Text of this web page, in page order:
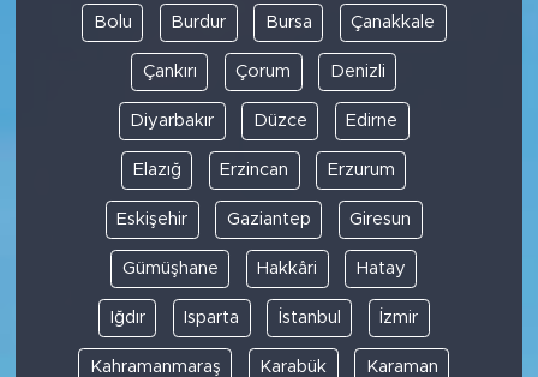
Bolu Burdur Bursa Çanakkale
Çankırı Çorum Denizli
Diyarbakır Düzce Edirne
Elazığ Erzincan Erzurum
Eskişehir Gaziantep Giresun
Gümüşhane Hakkâri Hatay
Iğdır Isparta İstanbul İzmir
Kahramanmaraş Karabük Karaman